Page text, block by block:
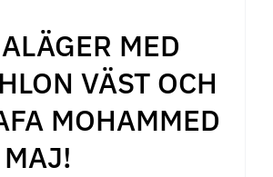
MED
VÄST OCH
MOHAMMED